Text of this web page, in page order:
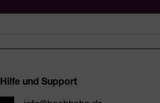
Hilfe und Support